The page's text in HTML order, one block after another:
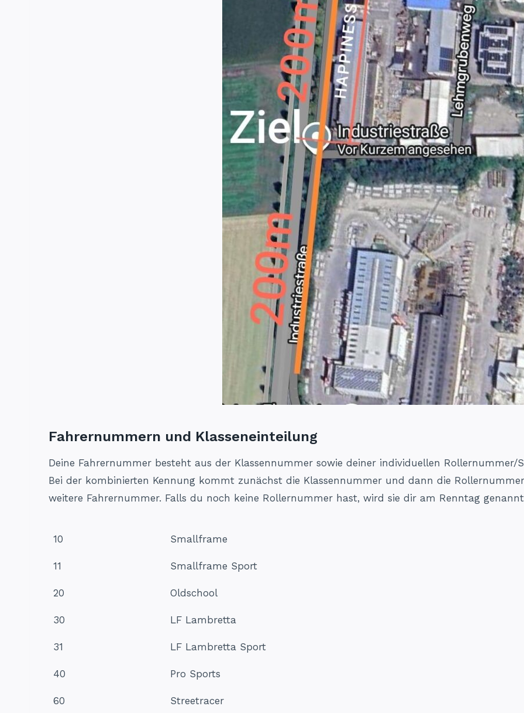
Fahrernummern und Klasseneinteilung
Deine Fahrernummer besteht aus der Klassennummer sowie deiner individuellen Rollernummer/
Bei der kombinierten Kennung kommt zunächst die Klassennummer und dann die
weitere Fahrernummer. Falls du noch keine Rollernummer hast, wird sie dir am Renntag
10 Smallframe
11 Smallframe Sport
20 Oldschool
30 LF Lambretta
31 LF Lambretta Sport
40 Pro Sports
60 Streetracer